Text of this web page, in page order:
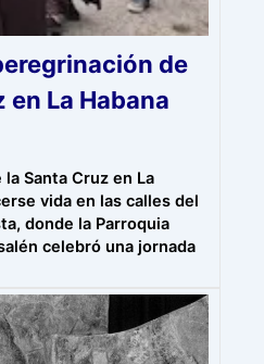
de
en La Habana
Santa Cruz en La
vida en las calles del
donde la Parroquia
celebró una jornada